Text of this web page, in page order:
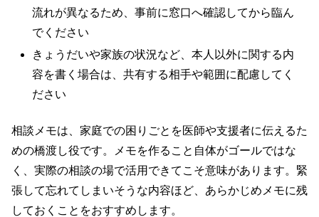
流れが異なるため、事前に窓口へ確認してから臨ん
でください
きょうだいや家族の状況など、本人以外に関する内
容を書く場合は、共有する相手や範囲に配慮してく
ださい
相談メモは、家庭での困りごとを医師や支援者に伝えるた
めの橋渡し役です。メモを作ること自体がゴールではな
く、実際の相談の場で活用できてこそ意味があります。緊
張して忘れてしまいそうな内容ほど、あらかじめメモに残
しておくことをおすすめします。